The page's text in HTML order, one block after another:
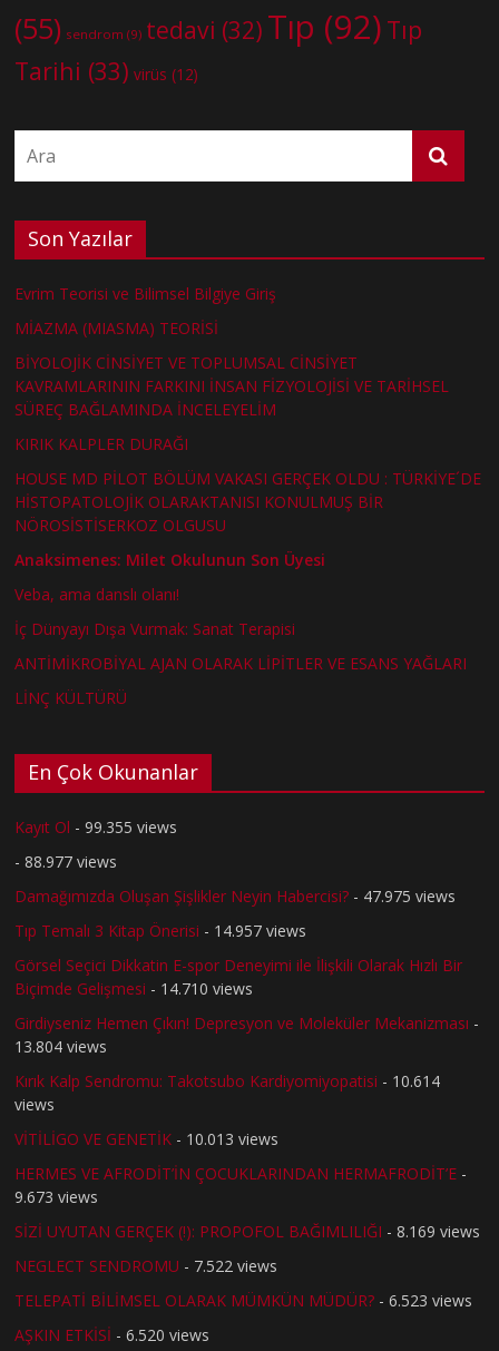
(55) sendrom (9) tedavi (32) Tıp (92) Tıp
Tarihi (33) virüs (12)
Son Yazılar
Evrim Teorisi ve Bilimsel Bilgiye Giriş
MİAZMA (MIASMA) TEORİSİ
BİYOLOJİK CİNSİYET VE TOPLUMSAL CİNSİYET
KAVRAMLARININ FARKINI İNSAN FİZYOLOJİSİ VE TARİHSEL
SÜREÇ BAĞLAMINDA İNCELEYELİM
KIRIK KALPLER DURAĞI
HOUSE MD PİLOT BÖLÜM VAKASI GERÇEK OLDU : TÜRKİYE´DE
HİSTOPATOLOJİK OLARAKTANISI KONULMUŞ BİR
NÖROSİSTİSERKOZ OLGUSU
Anaksimenes: Milet Okulunun Son Üyesi
Veba, ama danslı olanı!
İç Dünyayı Dışa Vurmak: Sanat Terapisi
ANTİMİKROBİYAL AJAN OLARAK LİPİTLER VE ESANS YAĞLARI
LİNÇ KÜLTÜRÜ
En Çok Okunanlar
Kayıt Ol - 99.355 views
- 88.977 views
Damağımızda Oluşan Şişlikler Neyin Habercisi? - 47.975 views
Tıp Temalı 3 Kitap Önerisi - 14.957 views
Görsel Seçici Dikkatin E-spor Deneyimi ile İlişkili Olarak Hızlı Bir
Biçimde Gelişmesi - 14.710 views
Girdiyseniz Hemen Çıkın! Depresyon ve Moleküler Mekanizması -
13.804 views
Kırık Kalp Sendromu: Takotsubo Kardiyomiyopatisi - 10.614
views
VİTİLİGO VE GENETİK - 10.013 views
HERMES VE AFRODİT’İN ÇOCUKLARINDAN HERMAFRODİT’E -
9.673 views
SİZİ UYUTAN GERÇEK (!): PROPOFOL BAĞIMLILIĞI - 8.169 views
NEGLECT SENDROMU - 7.522 views
TELEPATİ BİLİMSEL OLARAK MÜMKÜN MÜDÜR? - 6.523 views
AŞKIN ETKİSİ - 6.520 views